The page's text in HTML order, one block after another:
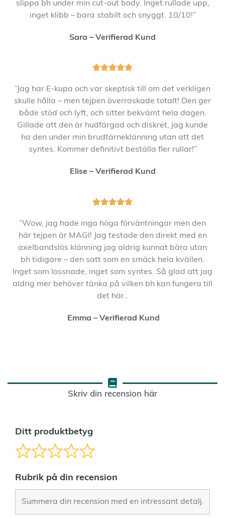
slippa bh under min cut-out body. Inget rullade upp,
inget klibb – bara stabilt och snyggt. 10/10!”
Sara – Verifierad Kund

”Jag har E-kupa och var skeptisk till om det verkligen
skulle hålla – men tejpen överraskade totalt! Den ger
både stöd och lyft, och sitter bekvämt hela dagen.
Gillade att den är hudfärgad och diskret, jag kunde
ha den under min brudtärneklänning utan att det
syntes. Kommer definitivt beställa fler rullar!”
Elise – Verifierad Kund

”Wow, jag hade inga höga förväntningar men den
här tejpen är MAGI! Jag testade den direkt med en
axelbandslös klänning jag aldrig kunnat bära utan
bh tidigare – den satt som en smäck hela kvällen.
Inget som lossnade, inget som syntes. Så glad att jag
aldrig mer behöver tänka på vilken bh kan fungera till
det här..
Emma – Verifierad Kund
Skriv din recension här
Ditt produktbetyg
Rubrik på din recension